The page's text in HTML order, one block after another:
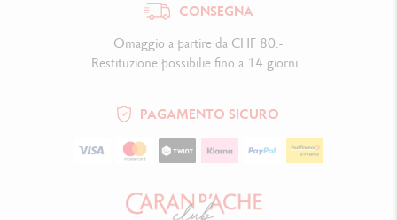
CONSEGNA
Omaggio a partire da CHF 80.-
Restituzione possibilie fino a 14 giorni.
PAGAMENTO SICURO